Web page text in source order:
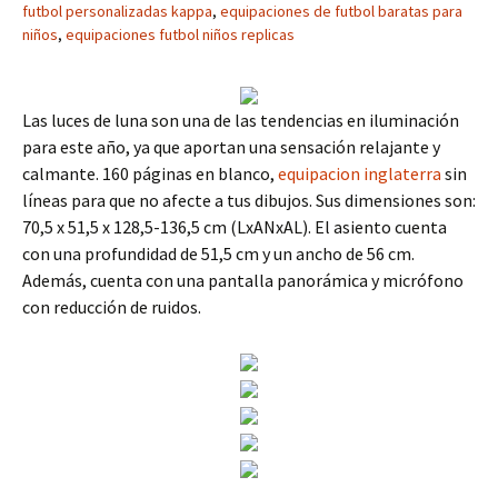
futbol personalizadas kappa, equipaciones de futbol baratas para
niños, equipaciones futbol niños replicas
Las luces de luna son una de las tendencias en iluminación
para este año, ya que aportan una sensación relajante y
calmante. 160 páginas en blanco, equipacion inglaterra sin
líneas para que no afecte a tus dibujos. Sus dimensiones son:
70,5 x 51,5 x 128,5-136,5 cm (LxANxAL). El asiento cuenta
con una profundidad de 51,5 cm y un ancho de 56 cm.
Además, cuenta con una pantalla panorámica y micrófono
con reducción de ruidos.